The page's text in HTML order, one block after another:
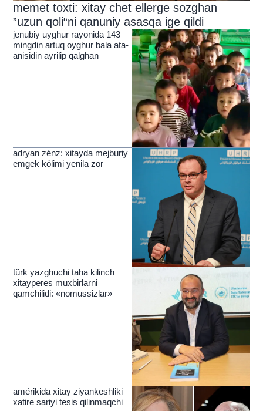
memet toxti: xitay chet ellerge sozghan
”uzun qoli“ni qanuniy asasqa ige qildi
jenubiy uyghur rayonida 143
mingdin artuq oyghur bala ata-
anisidin ayrilip qalghan
adryan zénz: xitayda mejburiy
emgek kölimi yenila zor
türk yazghuchi taha kilinch
xitayperes muxbirlarni
qamchilidi: «nomussizlar»
amérikida xitay ziyankeshliki
xatire sariyi tesis qilinmaqchi